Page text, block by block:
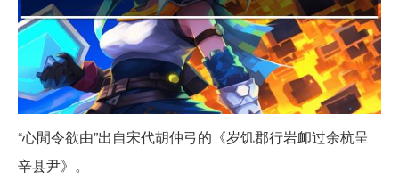
“心閒令欲由”出自宋代胡仲弓的《岁饥郡行岩卹过余杭呈
辛县尹》。